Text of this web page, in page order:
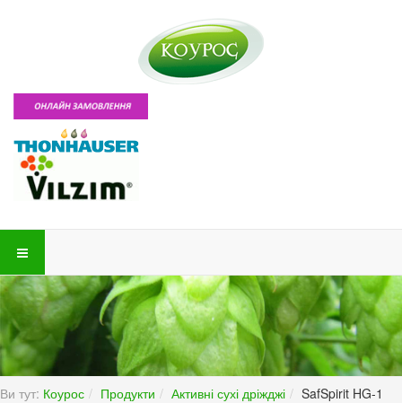
Ви тут: Коурос Продукти Активні сухі дріжджі SafSpirit HG-1